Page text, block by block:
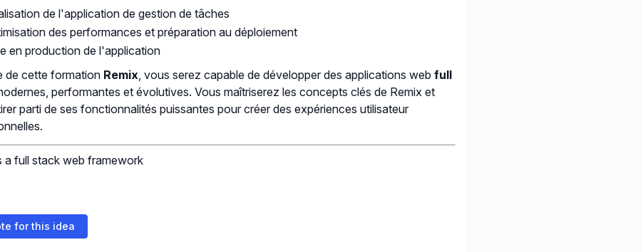
de l'application de gestion de tâches
des performances et préparation au déploiement
en production de l'application
de cette formation Remix, vous serez capable de développer des applications web full
performantes et évolutives. Vous maîtriserez les concepts clés de Remix et
parti de ses fonctionnalités puissantes pour créer des expériences utilisateur
a full stack web framework
for this idea